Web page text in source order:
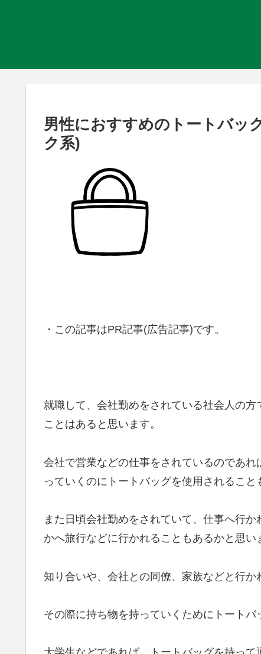
男性におすすめのトートバッ
ク系)
・この記事はPR記事(広告記事)です。
就職して、会社勤めをされている社会人の
ことはあると思います。
会社で営業などの仕事をされているのであ
っていくのにトートバッグを使用されること
また日頃会社勤めをされていて、仕事へ行
かへ旅行などに行かれることもあるかと思い
知り合いや、会社との同僚、家族などと行か
その際に持ち物を持っていくためにトートバ